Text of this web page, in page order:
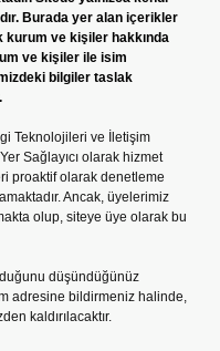
Burada yer alan içerikler
kurum ve kişiler hakkında
ve kişiler ile isim
bilgiler taslak
Teknolojileri ve İletişim
Sağlayıcı olarak hizmet
proaktif olarak denetleme
Ancak, üyelerimiz
olup, siteye üye olarak bu
düşündüğünüz
adresine bildirmeniz halinde,
kaldırılacaktır.